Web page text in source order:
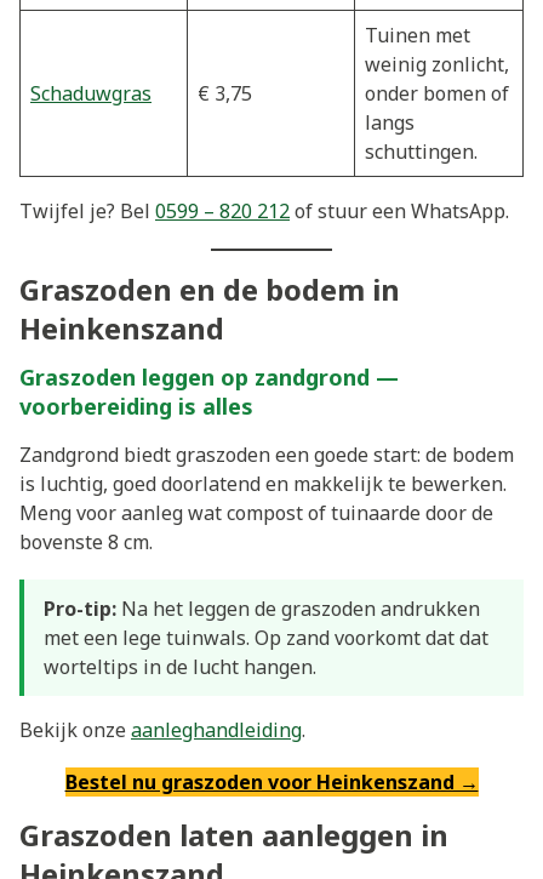
Schaduwgras € 3,75
Tuinen met
weinig zonlicht,
onder bomen of
langs
schuttingen.
Twijfel je? Bel 0599 – 820 212of stuur een WhatsApp.
Graszoden en de bodem in
Heinkenszand
Graszoden leggen op zandgrond —
voorbereiding is alles
Zandgrond biedt graszoden een goede start: de bodem
is luchtig, goed doorlatend en makkelijk te bewerken.
Meng voor aanleg wat compost of tuinaarde door de
bovenste 8 cm.
Pro-tip: Na het leggen de graszoden andrukken
met een lege tuinwals. Op zand voorkomt dat dat
worteltips in de lucht hangen.
Bekijk onzeaanleghandleiding.
Bestel nu graszoden voor Heinkenszand →
Graszoden laten aanleggen in